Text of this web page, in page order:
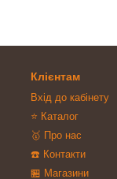
Клієнтам
Вхід до кабінету
⭐ Каталог
🥇 Про нас
☎️ Контакти
🏪 Магазини